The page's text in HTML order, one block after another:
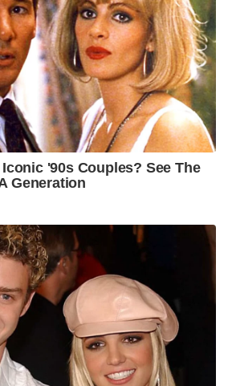
കഴിഞ്ഞു, അവ താലിബാന്‍
ഉപയോഗിച്ചവയാണ്.
അമോണിയം
വൈറ്റ് ഫോസ്ഫറസിന്റെയും ഉറവിടം
കരുതുന്നത്.
അഫ്ഗാന്‍
ഇക്കാര്യം
ഉറപ്പ് നല്‍കി.
ഐക്യരാഷ്ട്ര സഹായ മിഷന്റെ
സര്‍ക്കാര്‍ വിരുദ്ധ ഘടകങ്ങള്‍
സ്‌ഫോടകവസ്തുക്കള്‍
സ്വാധീനിച്ചിട്ടുണ്ട്.
Afghanistan
featured